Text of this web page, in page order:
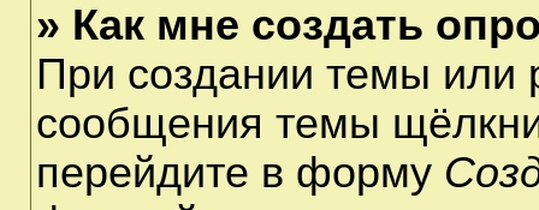
» Как мне создать
При создании темы или
сообщения темы
перейдите в форму